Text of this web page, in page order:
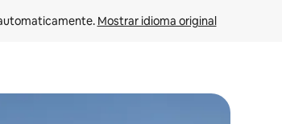
Mostrar idioma original